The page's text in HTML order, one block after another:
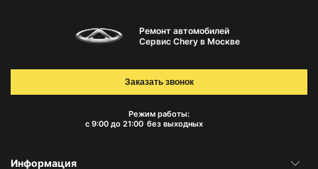
Ремонт автомобилей
Сервис Chery в Москве
Режим работы:
с 9:00 до 21:00 без выходных
Заказать звонок
Информация